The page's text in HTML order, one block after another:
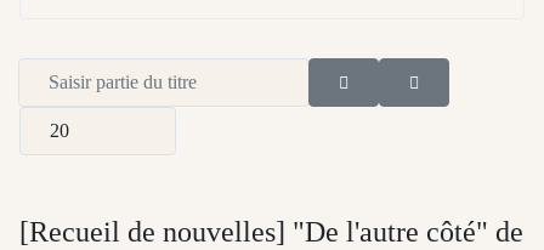
Saisir partie du titre
Afficher #
[Recueil de nouvelles] "De l'autre côté" de